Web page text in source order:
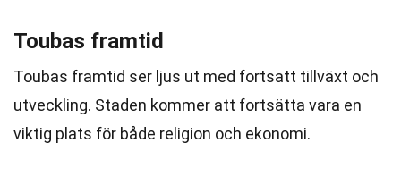
Toubas framtid
Toubas framtid ser ljus ut med fortsatt tillväxt och
utveckling. Staden kommer att fortsätta vara en
viktig plats för både religion och ekonomi.